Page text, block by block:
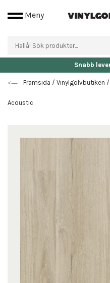
Meny
Snabb
Framsida / Vinylgolvbutiken /
Acoustic